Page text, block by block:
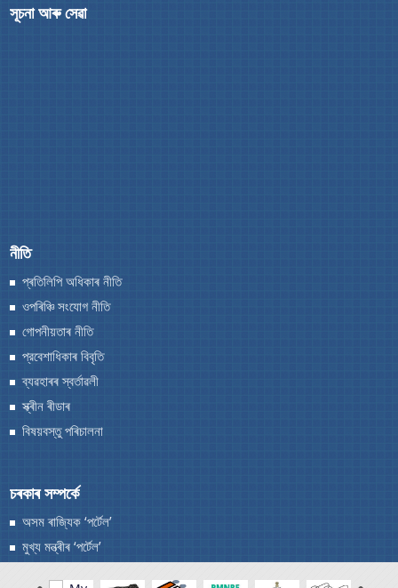
সূচনা আৰু সেৱা
নীতি
প্ৰতিলিপি অধিকাৰ নীতি
ওপৰিঞ্চি সংযোগ নীতি
গোপনীয়তাৰ নীতি
প্রবেশাধিকাৰ বিবৃতি
ব্যৱহাৰৰ স্বর্তাৱলী
স্ক্ৰীন ৰীডাৰ
বিষয়বস্তু পৰিচালনা
চৰকাৰ সম্পৰ্কে
অসম ৰাজ্যিক ‘পৰ্টেল’
মুখ্য মন্ত্ৰীৰ ‘পৰ্টেল’